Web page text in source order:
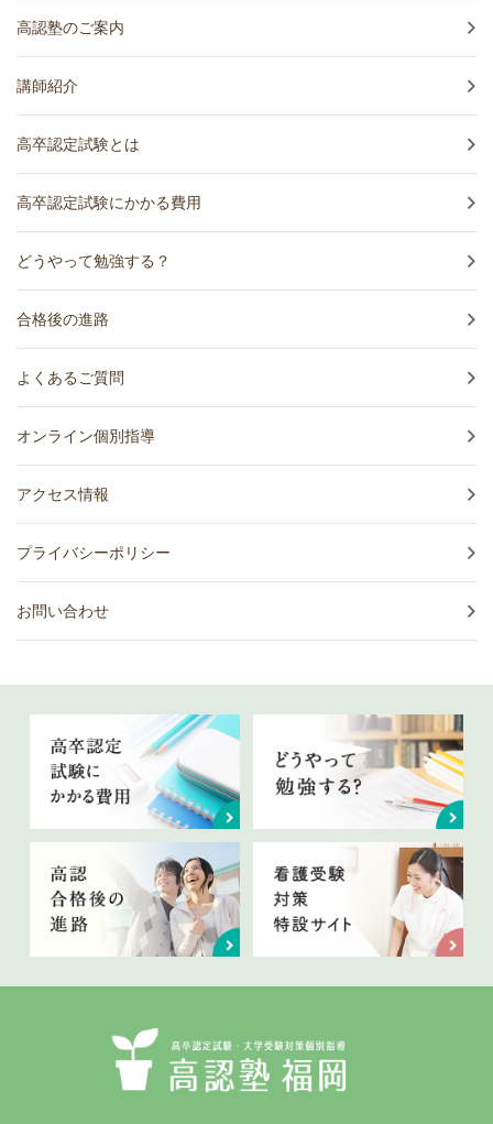
高認塾のご案内
講師紹介
高卒認定試験とは
高卒認定試験にかかる費用
どうやって勉強する？
合格後の進路
よくあるご質問
オンライン個別指導
アクセス情報
プライバシーポリシー
お問い合わせ